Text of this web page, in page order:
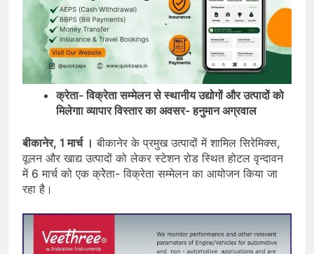
क्रेता- विक्रेता सम्मेलन से स्थानीय उद्योगों और उत्पादों को
मिलेगाा व्यापार विस्तार का अवसर- हनुमान अग्रवाल
बीकानेर, 1 मार्च । बीकानेर के प्रमुख उत्पादों में शामिल सिरेमिक्स,
वूलन और खाद्य उत्पादों को लेकर स्टेशन रोड स्थित होटल वृन्दावन
में 6 मार्च को एक क्रेेता- विक्रेता सम्मेलन का आयोजन किया जा
रहा है।